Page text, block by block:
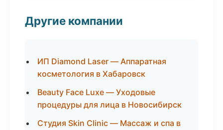
Другие компании
ИП Diamond Laser — Аппаратная
косметология в Хабаровск
Beauty Face Luxe — Уходовые
процедуры для лица в Новосибирск
Студия Skin Clinic — Массаж и спа в